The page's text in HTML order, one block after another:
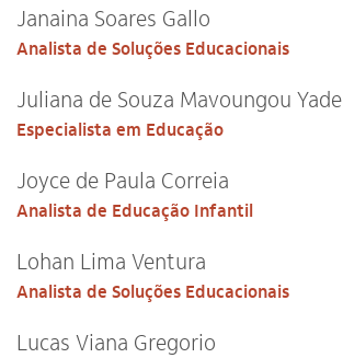
Janaina Soares Gallo
Analista de Soluções Educacionais
Juliana de Souza Mavoungou Yade
Especialista em Educação
Joyce de Paula Correia
Analista de Educação Infantil
Lohan Lima Ventura
Analista de Soluções Educacionais
Lucas Viana Gregorio